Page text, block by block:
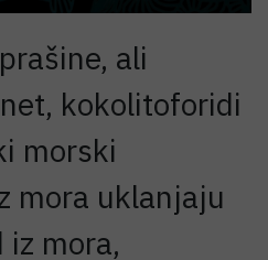
ali
kokolitoforidi
morski
mora uklanjaju
mora,